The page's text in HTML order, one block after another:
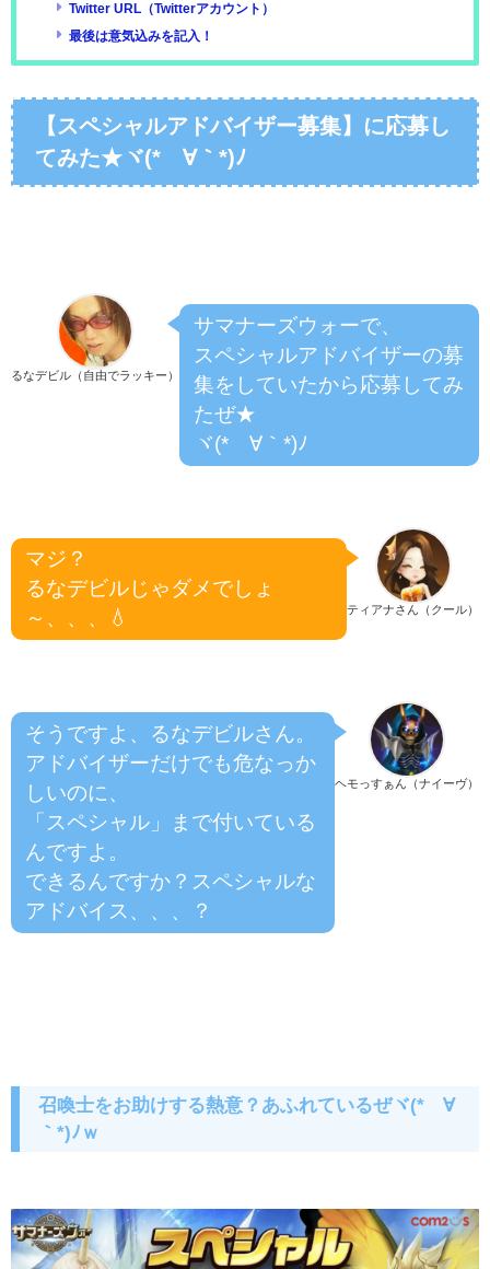
Twitter URL（Twitterアカウント）
最後は意気込みを記入！
【スペシャルアドバイザー募集】に応募し
てみた★ヾ(*´∀｀*)ﾉ
るなデビル（自由でラッキー）
サマナーズウォーで、
スペシャルアドバイザーの募
集をしていたから応募してみ
たぜ★
ヾ(*´∀｀*)ﾉ
ティアナさん（クール）
マジ？
るなデビルじゃダメでしょ
～、、、💧
ヘモっすぁん（ナイーヴ）
そうですよ、るなデビルさん。
アドバイザーだけでも危なっか
しいのに、
「スペシャル」まで付いている
んですよ。
できるんですか？スペシャルな
アドバイス、、、？
召喚士をお助けする熱意？あふれているぜヾ(*´∀
｀*)ﾉｗ